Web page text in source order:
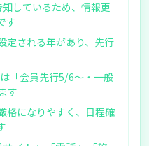
しているため、情報更
す
定される年があり、先行
「会員先行5/6〜・一般
す
格になりやすく、日程確